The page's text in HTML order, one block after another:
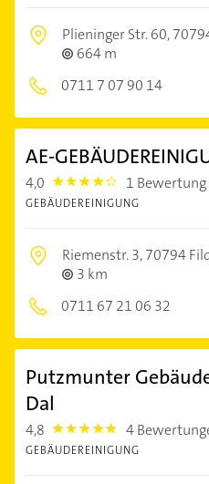
Plieninger Str. 60,
664 m
0711 7 07 90 14
AE-
4,0 4.0 1 Bewertung
GEBÄUDEREINIGUNG
Riemenstr. 3,70794
3 km
0711 67 21 06 32
Putzmunter
Dal
4,8 4.8 4
GEBÄUDEREINIGUNG